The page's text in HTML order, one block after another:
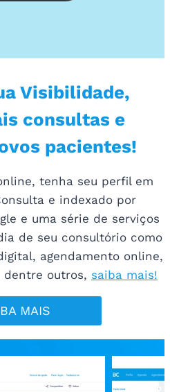
Visibilidade,
consultas e
pacientes!
tenha seu perfil em
e indexado por
e uma série de serviços
de seu consultório como
agendamento online,
outros, saiba mais!
MAIS